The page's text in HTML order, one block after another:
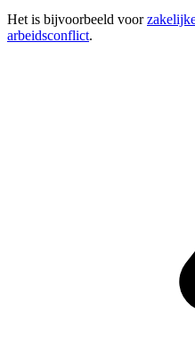
Het is bijvoorbeeld voor
arbeidsconflict.